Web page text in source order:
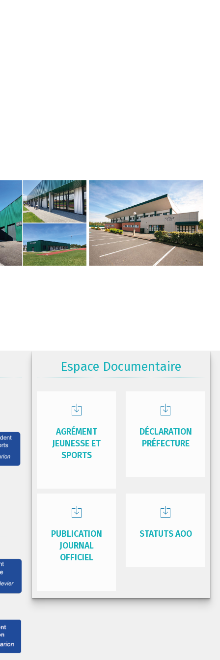
Espace Documentaire
AGRÉMENT
JEUNESSE ET
SPORTS
DÉCLARATION
PRÉFECTURE
PUBLICATION
JOURNAL
OFFICIEL
STATUTS AOO